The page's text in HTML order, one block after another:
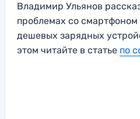
Владимир Ульянов
проблемах со
дешевых зарядных
этом читайте в статье по